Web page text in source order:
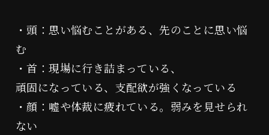
・頭：思い悩むことがある、先のことに思い悩
む
・首：現場に行き詰まっている、
頑固になっている、支配欲が強くなっている
・顔：嘘や体裁に疲れている。弱みを見せられ
ない